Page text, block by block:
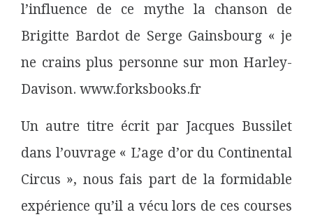
l’influence de ce mythe la chanson de
Brigitte Bardot de Serge Gainsbourg « je
ne crains plus personne sur mon Harley-
Davison. www.forksbooks.fr
Un autre titre écrit par Jacques Bussilet
dans l’ouvrage « L’age d’or du Continental
Circus », nous fais part de la formidable
expérience qu’il a vécu lors de ces courses